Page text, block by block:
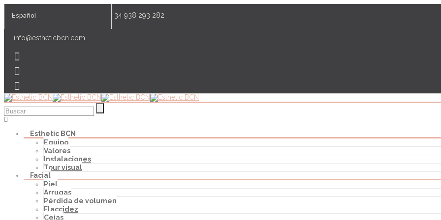
Español +34 938 293 282
info@estheticbcn.com
Esthetic BCN
Equipo
Valores
Instalaciones
Tour visual
Facial
Piel
Arrugas
Pérdida de volumen
Flaccidez
Cejas